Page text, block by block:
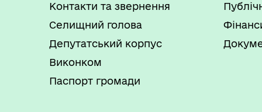
Контакти та звернення
Селищний голова
Депутатський корпус
Виконком
Паспорт громади